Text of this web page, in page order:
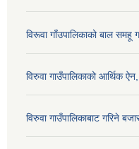
विरूवा गाँउपालिकाको बाल
विरुवा गाउँपालिकाको आर्थिक
विरुवा गाउँपालिकाबाट गरिने